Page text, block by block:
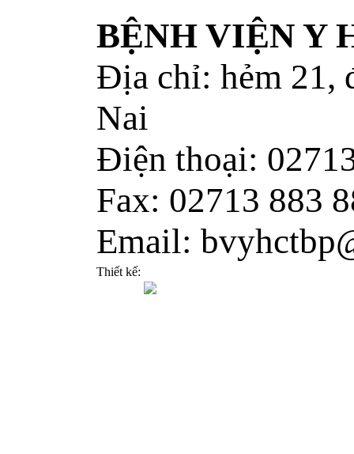
BỆNH VIỆN Y
Địa chỉ: hẻm 21,
Nai
Điện thoại:
Fax: 02713 883
Email:
Thiết kế: